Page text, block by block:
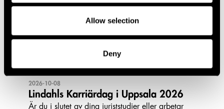
Allow selection
Deny
2026-10-08
Lindahls Karriärdag i Uppsala 2026
Är du i slutet av dina juriststudier eller arbetar